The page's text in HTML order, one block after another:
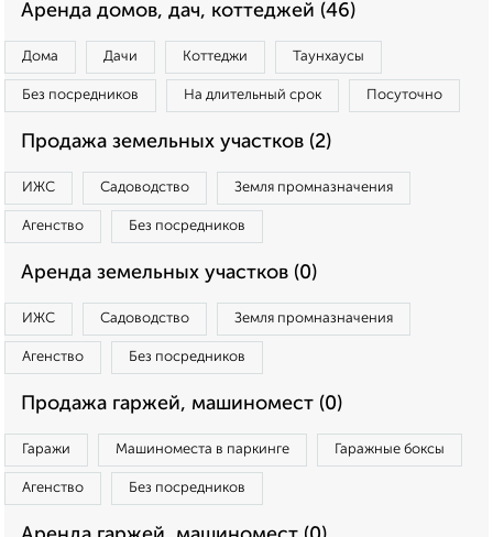
Аренда домов, дач, коттеджей (46)
Дома Дачи Коттеджи Таунхаусы
Без посредников На длительный срок Посуточно
Продажа земельных участков (2)
ИЖС Садоводство Земля промназначения
Агенство Без посредников
Аренда земельных участков (0)
ИЖС Садоводство Земля промназначения
Агенство Без посредников
Продажа гаржей, машиномест (0)
Гаражи Машиноместа в паркинге Гаражные боксы
Агенство Без посредников